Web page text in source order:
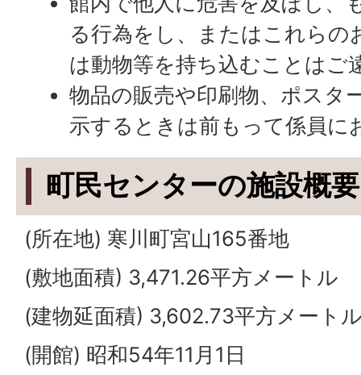
る行為をし、またはこれら
は動物等を持ち込むことはご
物品の販売や印刷物、ポスタ
示するときは前もって係員に
町民センターの施設概要
(所在地) 寒川町宮山165番地
(敷地面積) 3,471.26平方メートル
(建物延面積) 3,602.73平方メート
(開館) 昭和54年11月1日